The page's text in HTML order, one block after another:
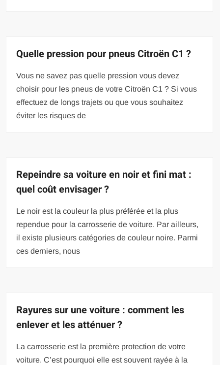
Quelle pression pour pneus Citroën C1 ?
Vous ne savez pas quelle pression vous devez
choisir pour les pneus de votre Citroën C1 ? Si vous
effectuez de longs trajets ou que vous souhaitez
éviter les risques de
Repeindre sa voiture en noir et fini mat :
quel coût envisager ?
Le noir est la couleur la plus préférée et la plus
rependue pour la carrosserie de voiture. Par ailleurs,
il existe plusieurs catégories de couleur noire. Parmi
ces derniers, nous
Rayures sur une voiture : comment les
enlever et les atténuer ?
La carrosserie est la première protection de votre
voiture. C’est pourquoi elle est souvent rayée à la